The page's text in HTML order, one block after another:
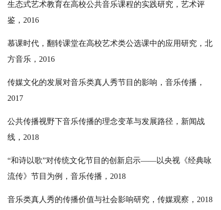
生态式艺术教育在高校公共音乐课程的实践研究，艺术评
鉴，2016
慕课时代，翻转课堂在高校艺术类公选课中的应用研究，北
方音乐，2016
传媒文化的发展对音乐类真人秀节目的影响，音乐传播，
2017
公共传播视野下音乐传播的理念变革与发展路径，新闻战
线，2018
“和诗以歌”对传统文化节目的创新启示——以央视《经典咏
流传》节目为例，音乐传播，2018
音乐类真人秀的传播价值与社会影响研究，传媒观察，2018